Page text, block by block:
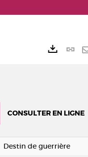
CONSULTER EN LIGNE
Destin de guerrière